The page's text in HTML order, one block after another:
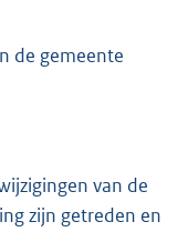
de gemeente
van de
zijn getreden en